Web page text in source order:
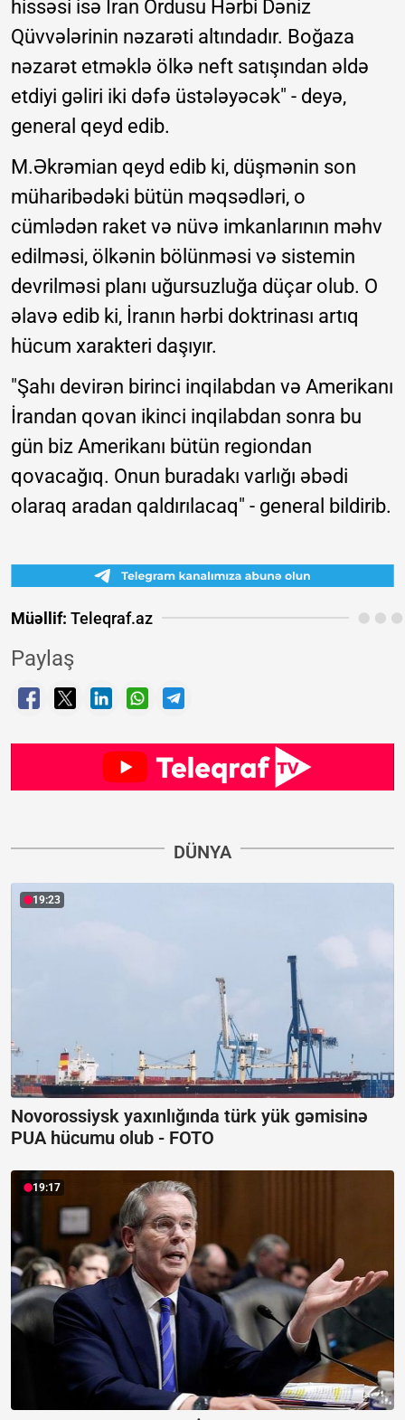
hissəsi isə İran Ordusu Hərbi Dəniz
Qüvvələrinin nəzarəti altındadır. Boğaza
nəzarət etməklə ölkə neft satışından əldə
etdiyi gəliri iki dəfə üstələyəcək" - deyə,
general qeyd edib.
M.Əkrəmian qeyd edib ki, düşmənin son
müharibədəki bütün məqsədləri, o
cümlədən raket və nüvə imkanlarının məhv
edilməsi, ölkənin bölünməsi və sistemin
devrilməsi planı uğursuzluğa düçar olub. O
əlavə edib ki, İranın hərbi doktrinası artıq
hücum xarakteri daşıyır.
"Şahı devirən birinci inqilabdan və Amerikanı
İrandan qovan ikinci inqilabdan sonra bu
gün biz Amerikanı bütün regiondan
qovacağıq. Onun buradakı varlığı əbədi
olaraq aradan qaldırılacaq" - general bildirib.
Müəllif: Teleqraf.az
Paylaş
DÜNYA
19:23
Novorossiysk yaxınlığında türk yük gəmisinə
PUA hücumu olub - FOTO
19:17